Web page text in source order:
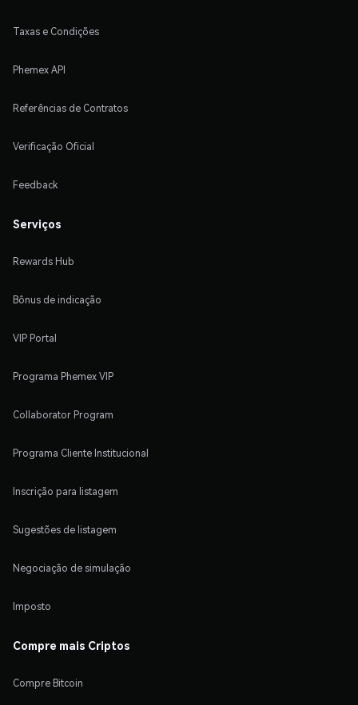
Taxas e Condições
Phemex API
Referências de Contratos
Verificação Oficial
Feedback
Serviços
Rewards Hub
Bônus de indicação
VIP Portal
Programa Phemex VIP
Collaborator Program
Programa Cliente Institucional
Inscrição para listagem
Sugestões de listagem
Negociação de simulação
Imposto
Compre mais Criptos
Compre Bitcoin